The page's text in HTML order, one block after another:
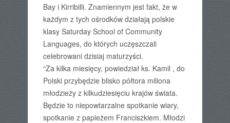
Bay i Kirribilli. Znamiennym jest fakt, że w
każdym z tych ośrodków działają polskie
klasy Saturday School of Community
Languages, do których uczęszczali
celebrowani dzisiaj maturzyści.
“Za kilka miesięcy, powiedział ks. Kamil , do
Polski przybędzie blisko półtora miliona
młodzieży z kilkudziesięciu krajów świata.
Będzie to niepowtarzalne spotkanie wiary,
spotkanie z papieżem Franciszkiem. Młodzi